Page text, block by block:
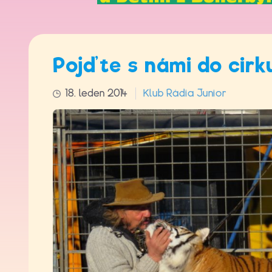
Pojďte s námi do
18. leden 2014 Klub Rádia Junior